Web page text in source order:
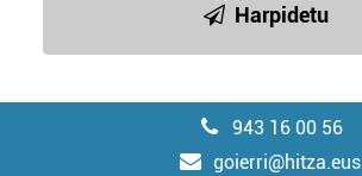
Harpidetu
943 16 00 56
goierri@hitza.eus